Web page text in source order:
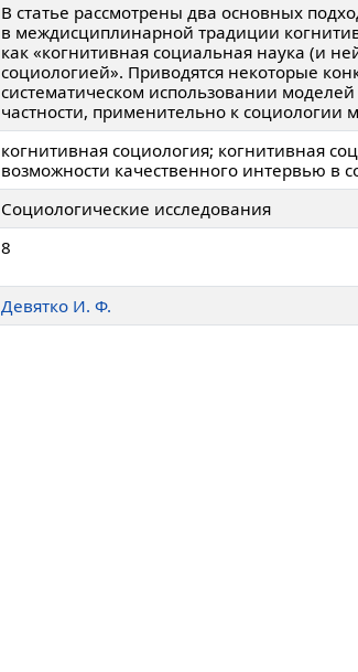
В статье рассмотрены два основных
в междисциплинарной традиции
как «когнитивная социальная наука (и
социологией». Приводятся некоторые
систематическом использовании
частности, применительно к социологии
когнитивная социология; когнитивная
возможности качественного интервью в
Социологические исследования
8
Девятко И. Ф.